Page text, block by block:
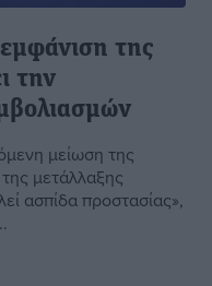
της
την
μείωση της
μετάλλαξης
ασπίδα προστασίας»,